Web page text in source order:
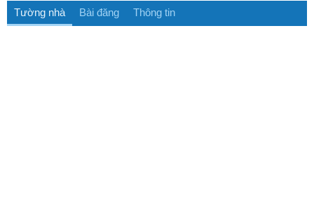
Tường nhà Bài đăng Thông tin